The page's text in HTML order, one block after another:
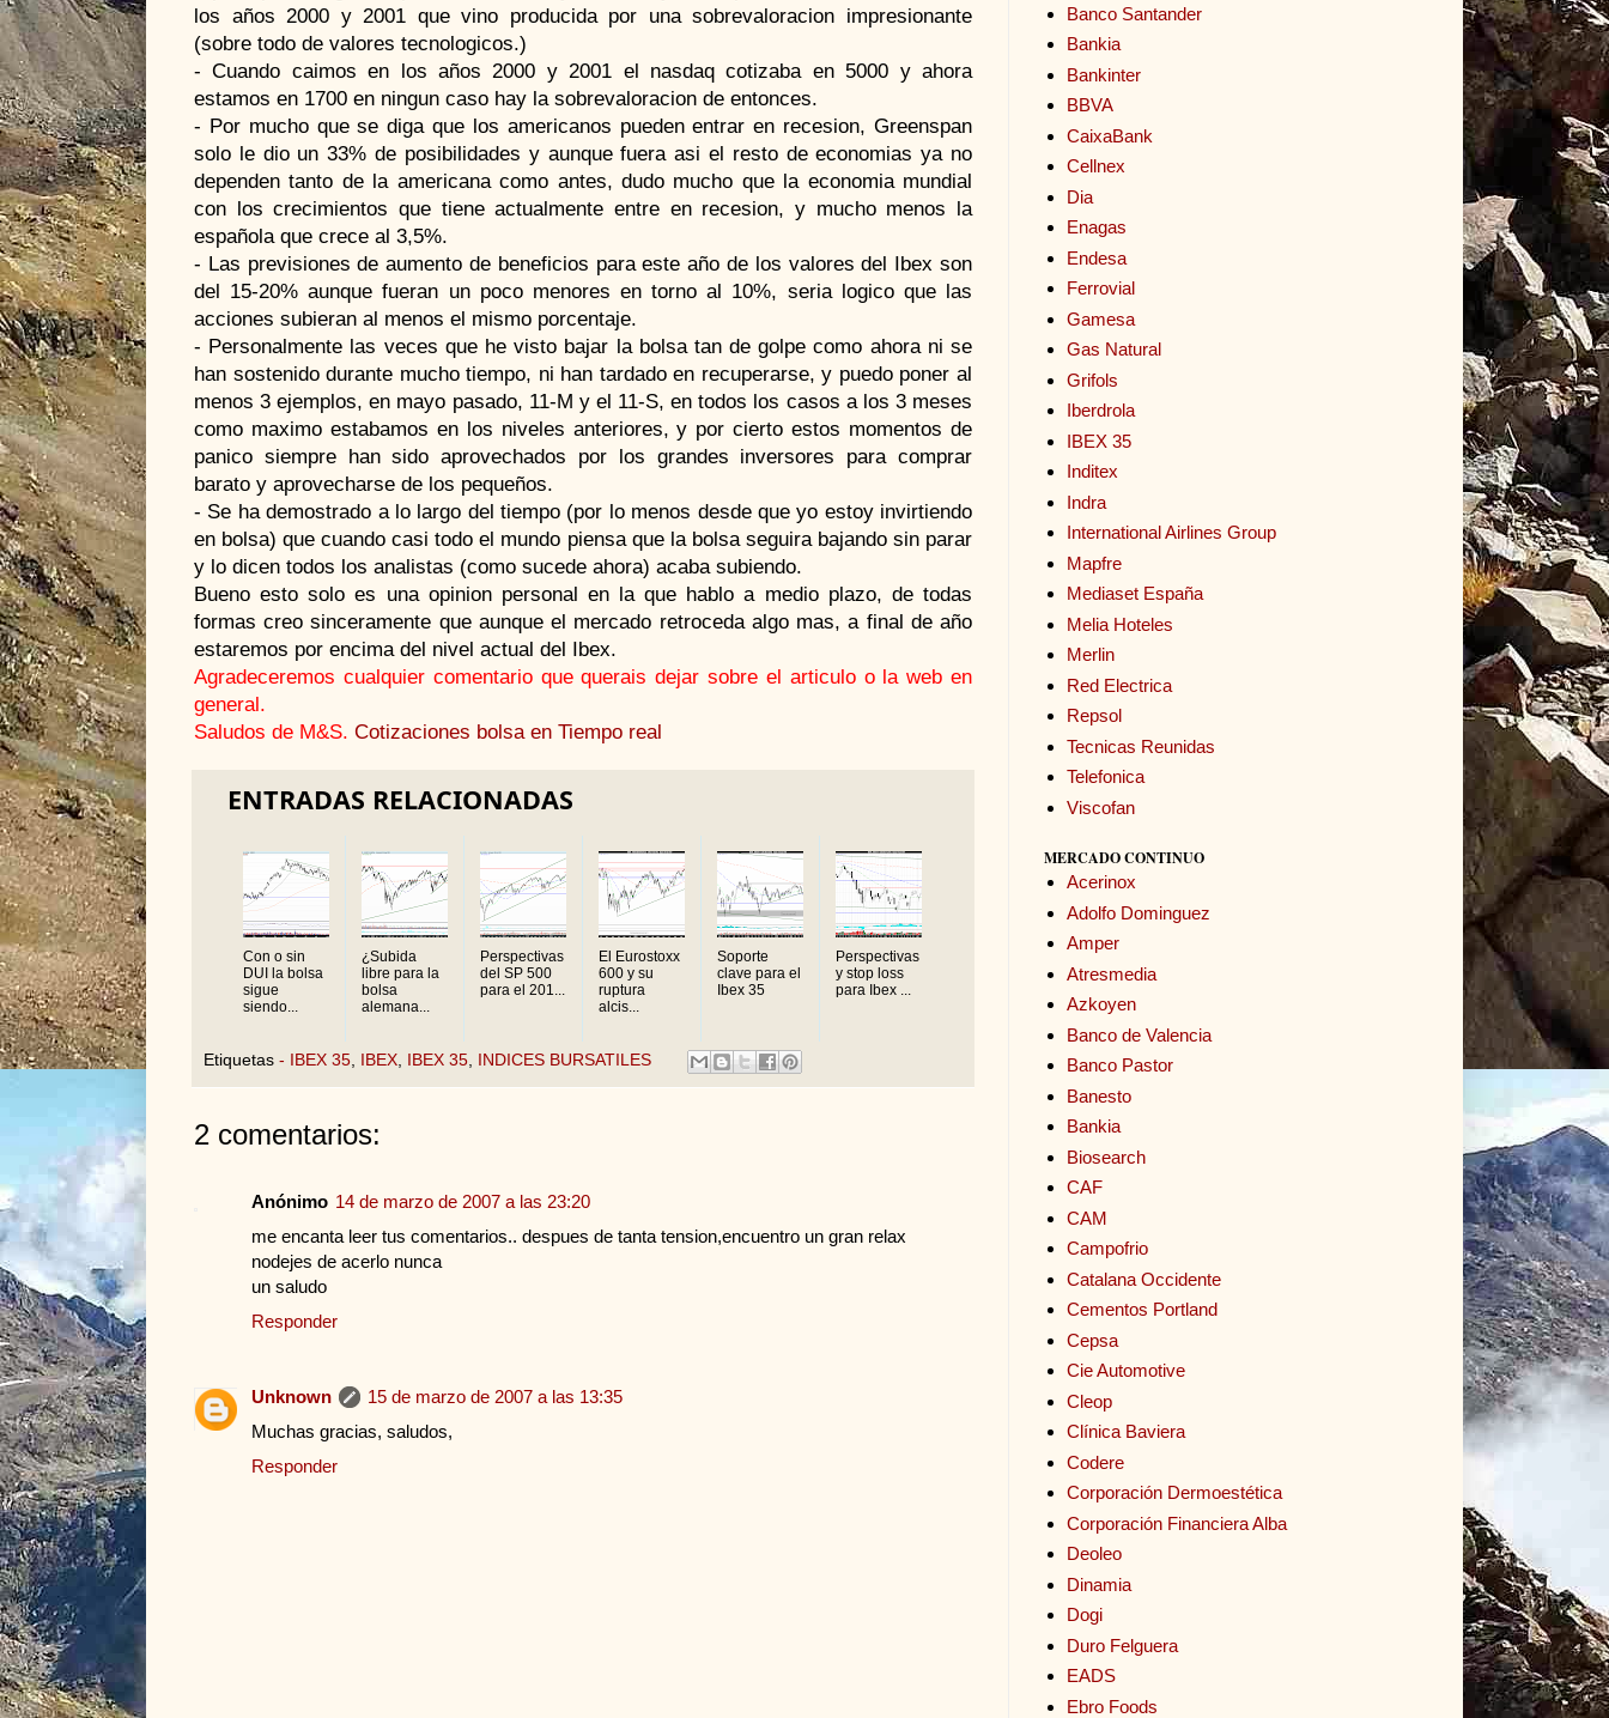
los años 2000 y 2001 que vino producida por una sobrevaloracion impresionante
(sobre todo de valores tecnologicos.)
- Cuando caimos en los años 2000 y 2001 el nasdaq cotizaba en 5000 y ahora
estamos en 1700 en ningun caso hay la sobrevaloracion de entonces.
- Por mucho que se diga que los americanos pueden entrar en recesion, Greenspan
solo le dio un 33% de posibilidades y aunque fuera asi el resto de economias ya no
dependen tanto de la americana como antes, dudo mucho que la economia mundial
con los crecimientos que tiene actualmente entre en recesion, y mucho menos la
española que crece al 3,5%.
- Las previsiones de aumento de beneficios para este año de los valores del Ibex son
del 15-20% aunque fueran un poco menores en torno al 10%, seria logico que las
acciones subieran al menos el mismo porcentaje.
- Personalmente las veces que he visto bajar la bolsa tan de golpe como ahora ni se
han sostenido durante mucho tiempo, ni han tardado en recuperarse, y puedo poner al
menos 3 ejemplos, en mayo pasado, 11-M y el 11-S, en todos los casos a los 3 meses
como maximo estabamos en los niveles anteriores, y por cierto estos momentos de
panico siempre han sido aprovechados por los grandes inversores para comprar
barato y aprovecharse de los pequeños.
- Se ha demostrado a lo largo del tiempo (por lo menos desde que yo estoy invirtiendo
en bolsa) que cuando casi todo el mundo piensa que la bolsa seguira bajando sin parar
y lo dicen todos los analistas (como sucede ahora) acaba subiendo.
Bueno esto solo es una opinion personal en la que hablo a medio plazo, de todas
formas creo sinceramente que aunque el mercado retroceda algo mas, a final de año
estaremos por encima del nivel actual del Ibex.
Agradeceremos cualquier comentario que querais dejar sobre el articulo o la web en
general.
Saludos de M&S. Cotizaciones bolsa en Tiempo real
ENTRADAS RELACIONADAS
Con o sin
DUI la bolsa
sigue
siendo...
¿Subida
libre para la
bolsa
alemana...
Perspectivas
del SP 500
para el 201...
El Eurostoxx
600 y su
ruptura
alcis...
Soporte
clave para el
Ibex 35
Perspectivas
y stop loss
para Ibex ...
Etiquetas - IBEX 35 IBEX IBEX 35 INDICES BURSATILES
2 comentarios:
Anónimo 14 de marzo de 2007 a las 23:20
me encanta leer tus comentarios.. despues de tanta tension,encuentro un gran relax
nodejes de acerlo nunca
un saludo
Responder
Unknown
15 de marzo de 2007 a las 13:35
Muchas gracias, saludos,
Responder
Banco Santander
Bankia
Bankinter
BBVA
CaixaBank
Cellnex
Dia
Enagas
Endesa
Ferrovial
Gamesa
Gas Natural
Grifols
Iberdrola
IBEX 35
Inditex
Indra
International Airlines Group
Mapfre
Mediaset España
Melia Hoteles
Merlin
Red Electrica
Repsol
Tecnicas Reunidas
Telefonica
Viscofan
MERCADO CONTINUO
Acerinox
Adolfo Dominguez
Amper
Atresmedia
Azkoyen
Banco de Valencia
Banco Pastor
Banesto
Bankia
Biosearch
CAF
CAM
Campofrio
Catalana Occidente
Cementos Portland
Cepsa
Cie Automotive
Cleop
Clínica Baviera
Codere
Corporación Dermoestética
Corporación Financiera Alba
Deoleo
Dinamia
Dogi
Duro Felguera
EADS
Ebro Foods